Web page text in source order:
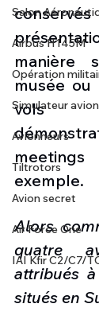
Salon
Airbus H145M
Opération
Simulateur
Avionneurs
Tiltrotors
Avion secret
Air Force One
IAI Kfir C2/C7/
manière
musée ou
vols
exemple.
Alors
quatre
attribués
situés en